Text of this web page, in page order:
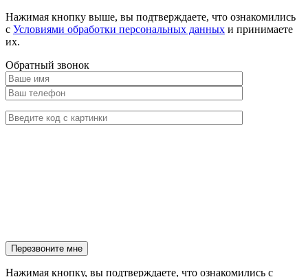
Нажимая кнопку выше, вы подтверждаете, что ознакомились
с Условиями обработки персональных данных и принимаете
их.
Обратный звонок
Нажимая кнопку, вы подтверждаете, что ознакомились с